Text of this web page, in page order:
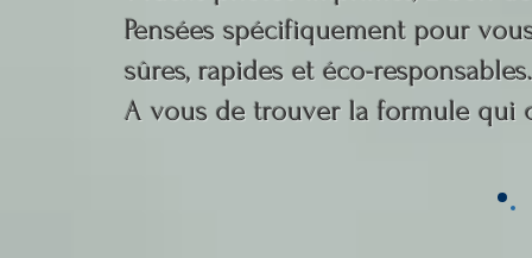
Pensées spécifiquement pour
sûres, rapides et éco-responsables.
A vous de trouver la formule qui